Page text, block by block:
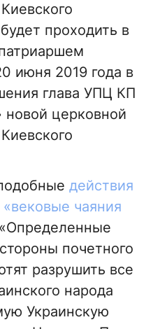
проходить в
июня 2019 года в
глава УПЦ КП
новой церковной
действия
чаяния
почетного
разрушить все
народа
Украинскую